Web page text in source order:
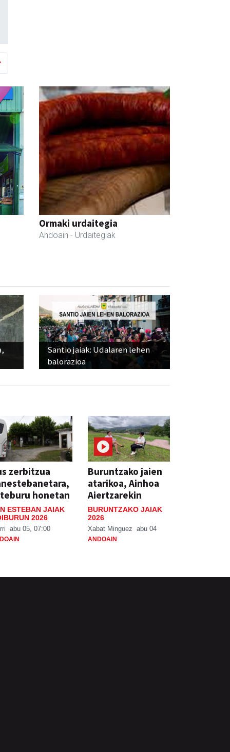
Ormaki urdaitegia
Andoain - Urdaitegiak
Santio jaiak: Udalaren lehen
balorazioa
zerbitzua
honetan
ESTEBAN JAIAK
2026
abu 05, 07:00
Buruntzako jaien
atarikoa, Ainhoa
Aiertzarekin
BURUNTZAKO JAIAK
2026
Xabat Minguez abu 04
ANDOAIN